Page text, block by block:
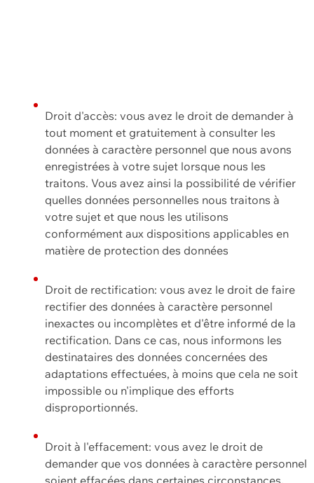
Droit d'accès: vous avez le droit de demander à
tout moment et gratuitement à consulter les
données à caractère personnel que nous avons
enregistrées à votre sujet lorsque nous les
traitons. Vous avez ainsi la possibilité de vérifier
quelles données personnelles nous traitons à
votre sujet et que nous les utilisons
conformément aux dispositions applicables en
matière de protection des données
Droit de rectification: vous avez le droit de faire
rectifier des données à caractère personnel
inexactes ou incomplètes et d'être informé de la
rectification. Dans ce cas, nous informons les
destinataires des données concernées des
adaptations effectuées, à moins que cela ne soit
impossible ou n'implique des efforts
disproportionnés.
Droit à l'effacement: vous avez le droit de
demander que vos données à caractère personnel
soient effacées dans certaines circonstances.